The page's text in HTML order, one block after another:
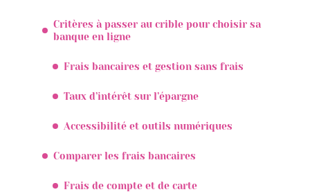
Critères à passer au crible pour choisir sa
banque en ligne
Frais bancaires et gestion sans frais
Taux d’intérêt sur l’épargne
Accessibilité et outils numériques
Comparer les frais bancaires
Frais de compte et de carte